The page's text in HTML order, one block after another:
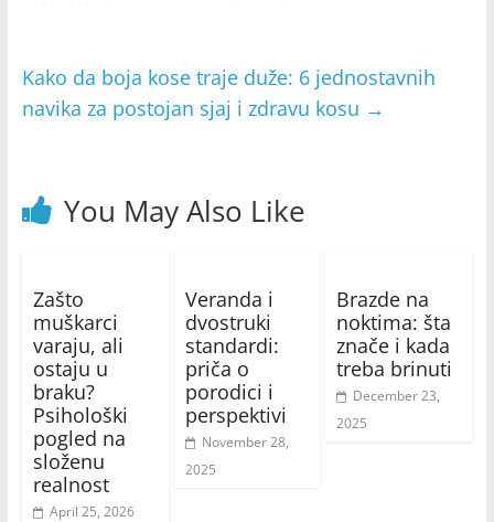
Kako da boja kose traje duže: 6 jednostavnih
navika za postojan sjaj i zdravu kosu →
You May Also Like
Zašto
muškarci
varaju, ali
ostaju u
braku?
Psihološki
pogled na
složenu
realnost
April 25, 2026
Veranda i
dvostruki
standardi:
priča o
porodici i
perspektivi
November 28,
2025
Brazde na
noktima: šta
znače i kada
treba brinuti
December 23,
2025